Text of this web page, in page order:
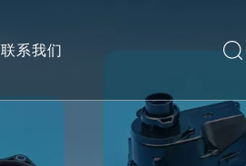
联系我们